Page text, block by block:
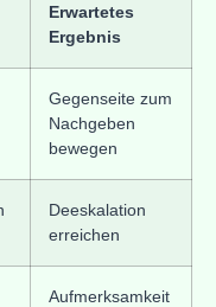
Erwartetes
Ergebnis
Gegenseite zum
Nachgeben
bewegen
Deeskalation
erreichen
Aufmerksamkeit